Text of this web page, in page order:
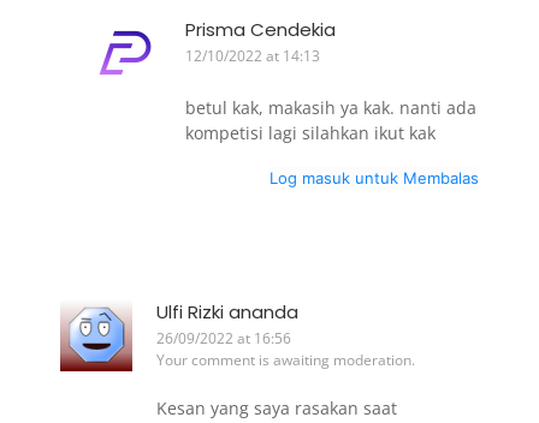
Prisma Cendekia
12/10/2022 at 14:13
betul kak, makasih ya kak. nanti ada
kompetisi lagi silahkan ikut kak
Log masuk untuk Membalas
Ulfi Rizki ananda
26/09/2022 at 16:56
Your comment is awaiting moderation.
Kesan yang saya rasakan saat